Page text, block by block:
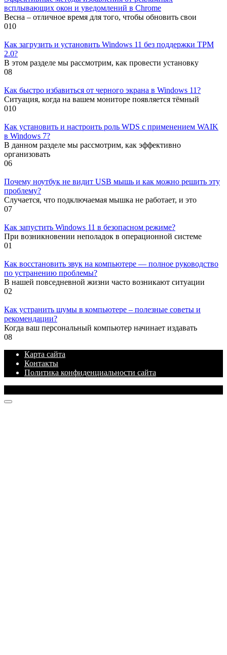
всплывающих окон и уведомлений в Chrome
Весна – отличное время для того, чтобы обновить свои
010
Как загрузить и установить Windows 11 без поддержки TPM
2.0?
В этом разделе мы рассмотрим, как провести установку
08
Как быстро избавиться от черного экрана в Windows 11?
Ситуация, когда на вашем мониторе появляется тёмный
010
Как установить и настроить роль WDS с применением WAIK
в Windows 7?
В данном разделе мы рассмотрим, как эффективно
организовать
06
Почему ноутбук не видит USB мышь и как можно решить эту
проблему?
Случается, что подключаемая мышка не работает, и это
07
Как запустить Windows 11 в безопасном режиме?
При возникновении неполадок в операционной системе
01
Как восстановить звук на компьютере — полное руководство
по устранению проблемы?
В нашей повседневной жизни часто возникают ситуации
02
Как устранить шумы в компьютере – полезные советы и
рекомендации?
Когда ваш персональный компьютер начинает издавать
08
Карта сайта
Контакты
Политика конфиденциальности сайта